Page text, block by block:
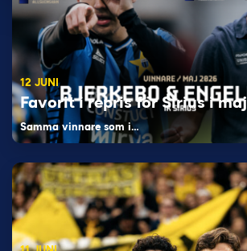
12 JUNI
Favorit i repris för Sirius i maj
Samma vinnare som i…